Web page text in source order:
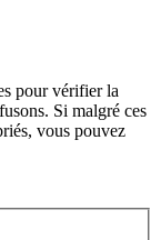
pour vérifier la
Si malgré ces
vous pouvez